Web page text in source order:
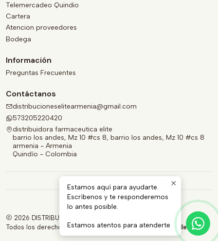
Telemercadeo Quindio
Cartera
Atencion proveedores
Bodega
Información
Preguntas Frecuentes
Contáctanos
distribucioneselitearmenia@gmail.com
573205220420
distribuidora farmaceutica elite
barrio los andes, Mz 10 #cs 8, barrio los andes, Mz 10 #cs 8
armenia - Armenia
Quindío - Colombia
2026 DISTRIBUIDORA FARMACÉUTICA ELITE.
Todos los derechos reservados.Desarrollado por Jumpseller
Estamos aquí para ayudarte.
Escríbenos y te responderemos
lo antes posible.
Estamos atentos para atenderte